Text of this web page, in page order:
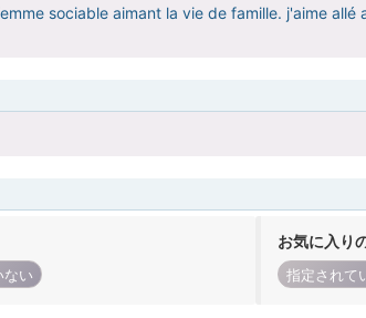
sociable aimant la vie de famille. j'aime allé
ない
お気に入り
指定されて